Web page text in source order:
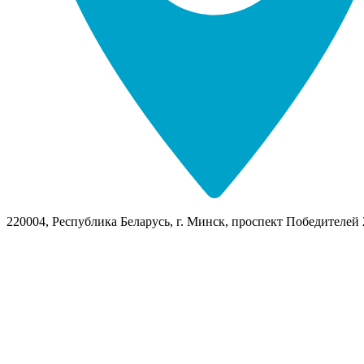
220004, Республика Беларусь, г. Минск, проспект Победителей